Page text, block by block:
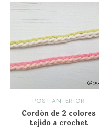
POST ANTERIOR
Cordón de 2 colores
tejido a crochet